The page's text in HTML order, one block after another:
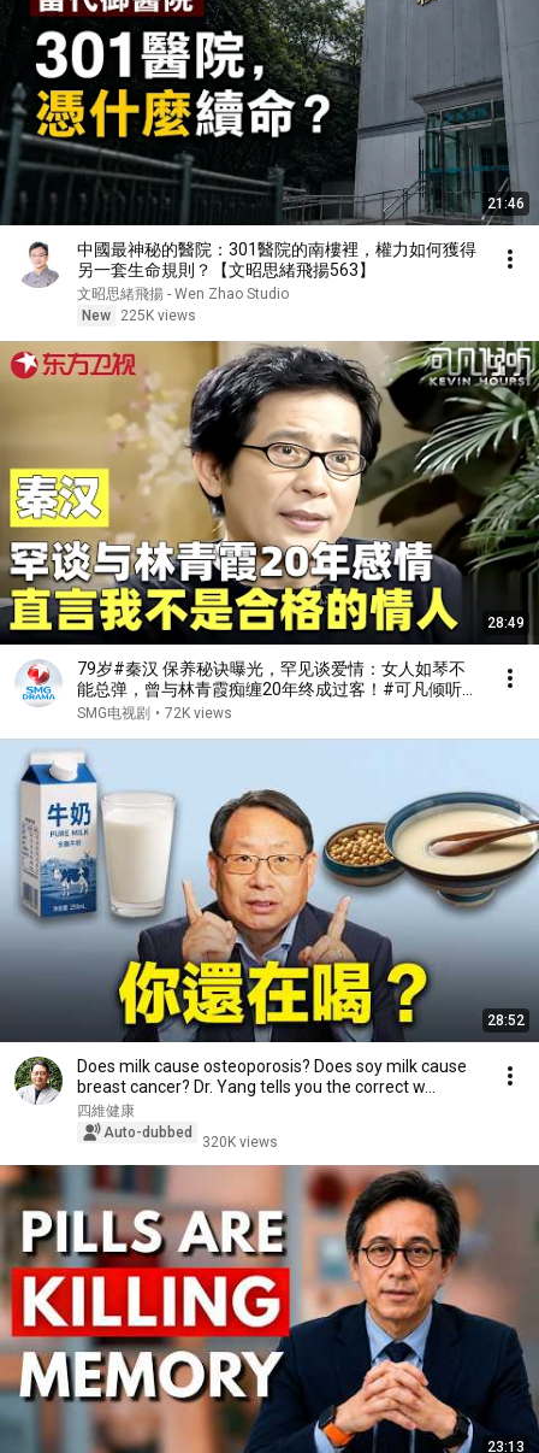
21:46
中國最神秘的醫院：301醫院的南樓裡，權力如何獲得
另一套生命規則？【文昭思緒飛揚563】
文昭思緒飛揚 - Wen Zhao Studio
New
225K views
28:49
79岁#秦汉 保养秘诀曝光，罕见谈爱情：女人如琴不
能总弹，曾与林青霞痴缠20年终成过客！#可凡倾听
FULL
SMG电视剧 • 72K views
28:52
Does milk cause osteoporosis? Does soy milk cause
breast cancer? Dr. Yang tells you the correct w...
四維健康
Auto-dubbed
320K views
23:13